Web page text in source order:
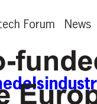
Forum News